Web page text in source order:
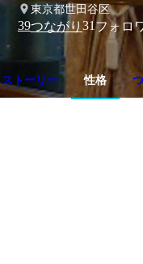
東京都世田谷区
39つながり 31フォロ
ストーリー 性格